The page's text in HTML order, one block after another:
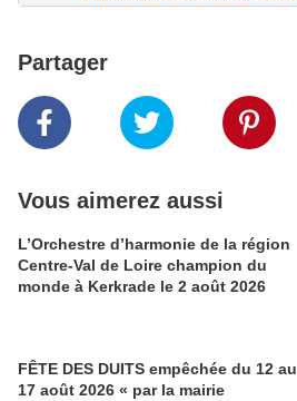
Partager
Vous aimerez aussi
L’Orchestre d’harmonie de la région
Centre-Val de Loire champion du
monde à Kerkrade le 2 août 2026
FÊTE DES DUITS empêchée du 12 au
17 août 2026 « par la mairie